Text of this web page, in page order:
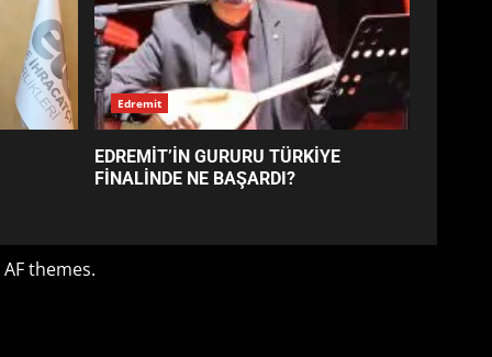
5
BALIKESİR MÜZELERİNDE
SÜRE UZATILDI: NE DEĞİŞTİ?
6
DEĞİŞTİRİYOR?